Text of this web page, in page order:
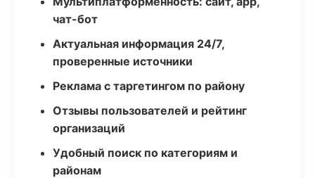
чат-бот
Актуальная информация 24/7,
проверенные источники
Реклама с таргетингом по району
Отзывы пользователей и рейтинг
организаций
Удобный поиск по категориям и
районам